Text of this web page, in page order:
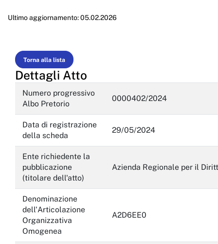
Provvedimenti organi indirizzo politico
Controlli sulle imprese
Bandi di gara e contratti
Sovvenzioni, contributi, sussidi, vantaggi economici
Bilanci
Beni immobili e gestione patrimonio
Controlli e rilievi sull'amministrazione
Servizi erogati
Pagamenti dell'amministrazione
Opere pubbliche
Pianificazione e governo del territorio
Ultimo aggiornamento: 05.02.2026
Torna alla lista
Dettagli Atto
Numero progressivo
Albo Pretorio
0000402/2024
Data di registrazione
della scheda
29/05/2024
Ente richiedente la
pubblicazione
(titolare dell'atto)
Azienda Regionale per il
Denominazione
dell'Articolazione
Organizzativa
Omogenea
A2D6EE0